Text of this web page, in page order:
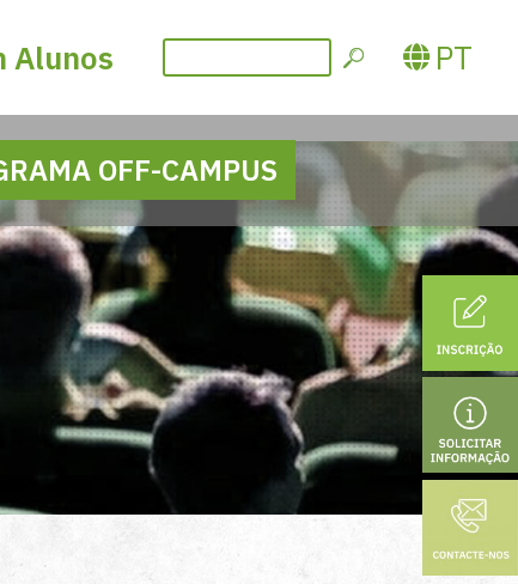
Alunos PT
OFF-CAMPUS